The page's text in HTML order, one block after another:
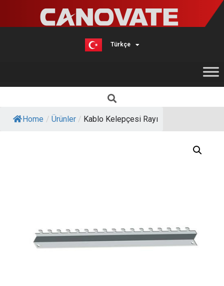
Türkçe
English
Home / Ürünler / Kablo Kelepçesi Rayı